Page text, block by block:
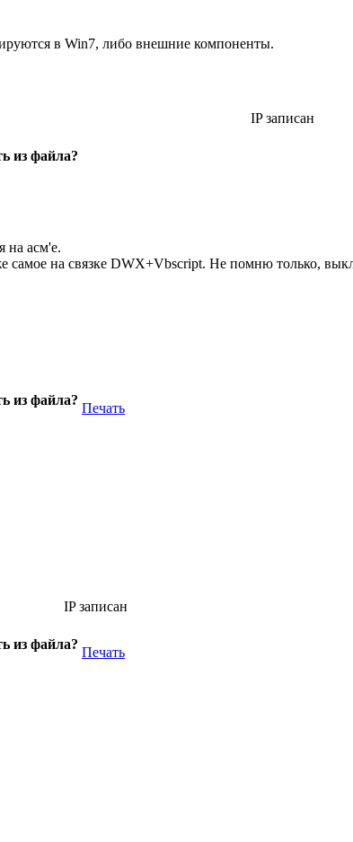
в Win7, либо внешние компоненты.
IP записан
из файла?
на асм'е.
самое на связке DWX+Vbscript. Не помню только,
из файла?
Печать
IP записан
из файла?
Печать